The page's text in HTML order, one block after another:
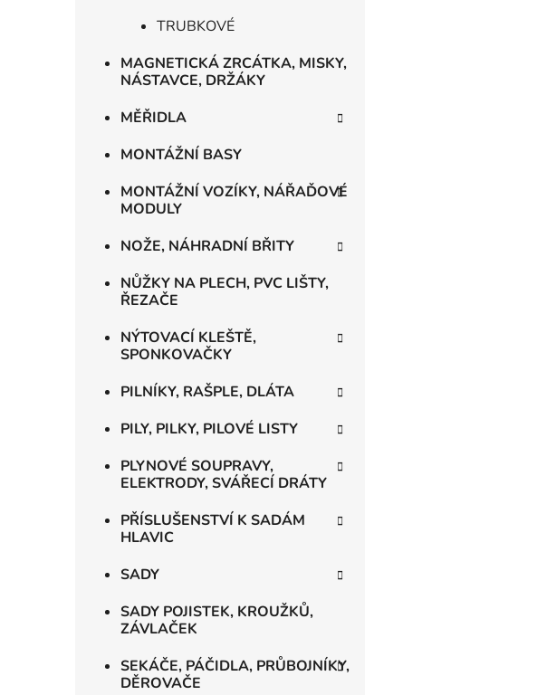
TRUBKOVÉ
MAGNETICKÁ ZRCÁTKA, MISKY,
NÁSTAVCE, DRŽÁKY
MĚŘIDLA
MONTÁŽNÍ BASY
MONTÁŽNÍ VOZÍKY, NÁŘAĎOVÉ
MODULY
NOŽE, NÁHRADNÍ BŘITY
NŮŽKY NA PLECH, PVC LIŠTY,
ŘEZAČE
NÝTOVACÍ KLEŠTĚ,
SPONKOVAČKY
PILNÍKY, RAŠPLE, DLÁTA
PILY, PILKY, PILOVÉ LISTY
PLYNOVÉ SOUPRAVY,
ELEKTRODY, SVÁŘECÍ DRÁTY
PŘÍSLUŠENSTVÍ K SADÁM
HLAVIC
SADY
SADY POJISTEK, KROUŽKŮ,
ZÁVLAČEK
SEKÁČE, PÁČIDLA, PRŮBOJNÍKY,
DĚROVAČE